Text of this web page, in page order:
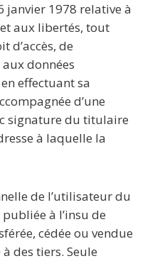
janvier 1978 relative à
aux libertés, tout
d’accès, de
données
effectuant sa
d’une
signature du titulaire
à laquelle la
de l’utilisateur du
publiée à l’insu de
cédée ou vendue
des tiers. Seule